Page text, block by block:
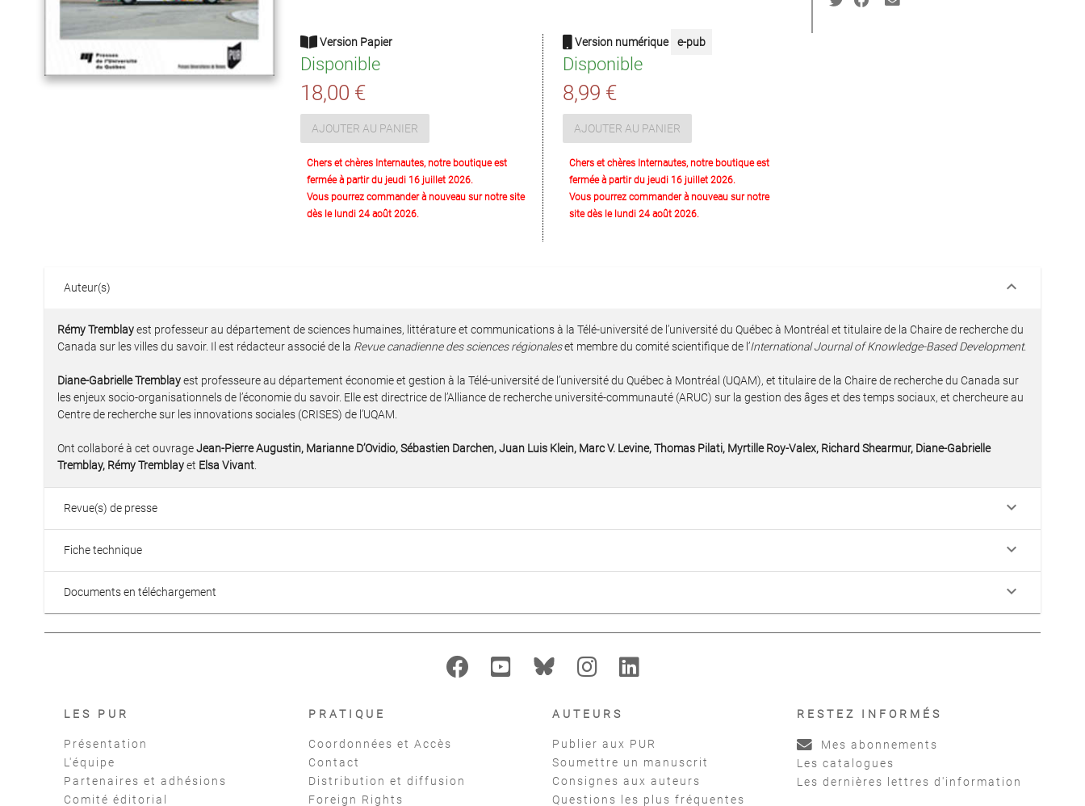
Version Papier
Disponible
18,00 €
AJOUTER AU PANIER
Chers et chères Internautes, notre boutique est
fermée à partir du jeudi 16 juillet 2026.
Vous pourrez commander à nouveau sur notre site
dès le lundi 24 août 2026.
Version numérique e-pub
Disponible
8,99 €
AJOUTER AU PANIER
Chers et chères Internautes, notre boutique est
fermée à partir du jeudi 16 juillet 2026.
Vous pourrez commander à nouveau sur notre
site dès le lundi 24 août 2026.
Auteur(s) keyboard_arrow_down
Rémy Tremblayest professeur au département de sciences ­humaines, littérature et communications à la Télé-université de l’université du Québec à Montréal et titulaire de la Chaire de recherche du
Canada sur les villes du savoir. Il est rédacteur associé de la Revue canadienne des sciences régionaleset membre du comité scientifique de l’International Journal of Knowledge-Based Development.
Diane-Gabrielle Tremblayest professeure au département ­économie et gestion à la Télé-université de l’université du Québec à ­Montréal (UQAM), et titulaire de la Chaire de recherche du Canada sur
les enjeux socio-organisationnels de l’économie du savoir. Elle est directrice de l’Alliance de recherche université-­communauté (ARUC) sur la gestion des âges et des temps sociaux, et chercheure au
Centre de ­recherche sur les innovations sociales (CRISES) de l’UQAM.
Ont collaboré à cet ouvrageJean-Pierre Augustin, Marianne D’Ovidio, Sébastien Darchen, Juan Luis Klein, Marc V. Levine, Thomas Pilati, Myrtille Roy-Valex, Richard Shearmur, Diane-Gabrielle
Tremblay, Rémy Tremblayet Elsa Vivant
Revue(s) de presse keyboard_arrow_down
Fiche technique keyboard_arrow_down
Documents en téléchargement keyboard_arrow_down
LES PUR
Présentation
L'équipe
Partenaires et adhésions
Comité éditorial
PRATIQUE
Coordonnées et Accès
Contact
Distribution et diffusion
Foreign Rights
AUTEURS
Publier aux PUR
Soumettre un manuscrit
Consignes aux auteurs
Questions les plus fréquentes
RESTEZ INFORMÉS
Mes abonnements
Les catalogues
Les dernières lettres d'information